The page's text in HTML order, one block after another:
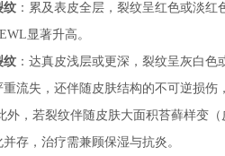
纹 ：累及表皮全层，裂纹呈红色或淡
显著升高。
纹 ：达真皮浅层或更深，裂纹呈灰白
重流失，还伴随皮肤结构的不可逆损伤
外，若裂纹伴随皮肤大面积苔藓样变
存，治疗需兼顾保湿与抗炎。